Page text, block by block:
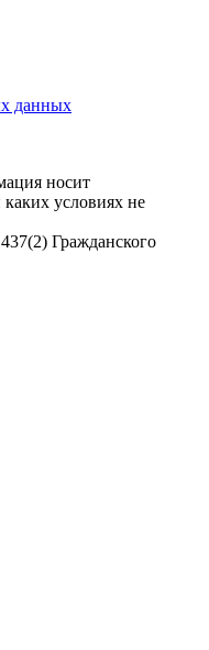
данных
носит
условиях не
Гражданского